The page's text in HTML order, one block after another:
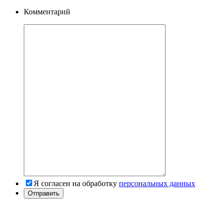
Комментарий
Я согласен на обработку персональных данных